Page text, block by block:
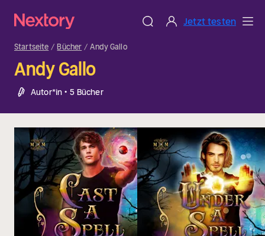
Jetzt testen
Startseite Bücher Andy Gallo
Andy Gallo
Autor*in • 5 Bücher